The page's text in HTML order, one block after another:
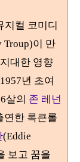
지컬 코미디
Troup)이 만
대한 영향
1957년 초여
살의 존 레넌
연한 록큰롤
(Eddie
보고 꿈을